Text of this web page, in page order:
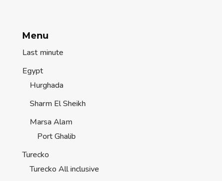
Menu
Last minute
Egypt
Hurghada
Sharm El Sheikh
Marsa Alam
Port Ghalib
Turecko
Turecko All inclusive